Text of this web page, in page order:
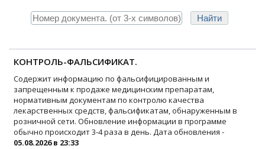
КОНТРОЛЬ-ФАЛЬСИФИКАТ.
Содержит информацию по фальсифицированным и
запрещенным к продаже медицинским препаратам,
нормативным документам по контролю качества
лекарственных средств, фальсификатам, обнаруженным в
розничной сети. Обновление информации в программе
обычно происходит 3-4 раза в день. Дата обновления -
05.08.2026 в 23:33